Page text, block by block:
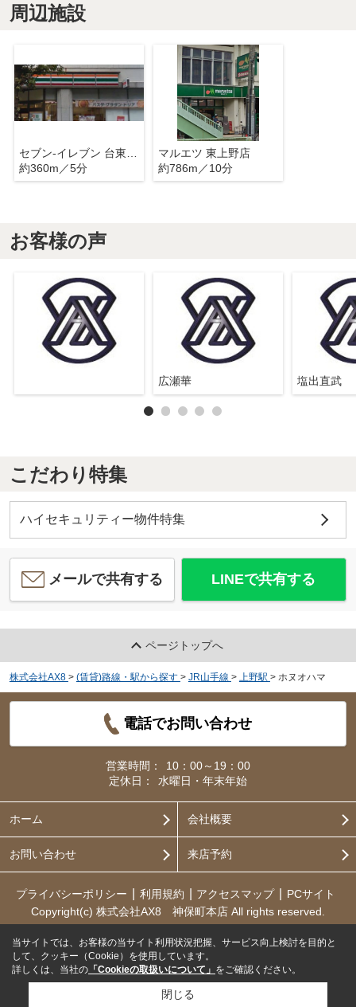
周辺施設
約360m／5分
マルエツ 東上野店
約786m／10分
お客様の声
広瀬華 塩出直武
こだわり特集
ハイセキュリティー物件特集
メールで共有する LINEで共有する
ページトップへ
株式会社AX8 > (賃貸)路線・駅から探す > JR山手線 > 上野駅 > ホヌオハマ
電話でお問い合わせ
営業時間：
10：00～19：00
定休日：
水曜日・年末年始
ホーム 会社概要
お問い合わせ 来店予約
プライバシーポリシー 利用規約 アクセスマップ
PCサイト
Copyright(c) 株式会社AX8 神保町本店 All rights reserved.
当サイトでは、お客様の当サイト利用状況把握、サービス向上検討を目的と
して、クッキー（Cookie）を使用しています。
詳しくは、当社の 「Cookieの取扱いについて」 をご確認ください。
閉じる